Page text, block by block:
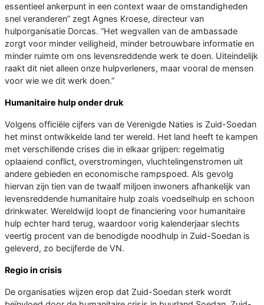
essentieel ankerpunt in een context waar de omstandigheden
snel veranderen” zegt Agnes Kroese, directeur van
hulporganisatie Dorcas. “Het wegvallen van de ambassade
zorgt voor minder veiligheid, minder betrouwbare informatie en
minder ruimte om ons levensreddende werk te doen. Uiteindelijk
raakt dit niet alleen onze hulpverleners, maar vooral de mensen
voor wie we dit werk doen.”
Humanitaire hulp onder druk
Volgens officiële cijfers van de Verenigde Naties is Zuid-Soedan
het minst ontwikkelde land ter wereld. Het land heeft te kampen
met verschillende crises die in elkaar grijpen: regelmatig
oplaaiend conflict, overstromingen, vluchtelingenstromen uit
andere gebieden en economische rampspoed. Als gevolg
hiervan zijn tien van de twaalf miljoen inwoners afhankelijk van
levensreddende humanitaire hulp zoals voedselhulp en schoon
drinkwater. Wereldwijd loopt de financiering voor humanitaire
hulp echter hard terug, waardoor vorig kalenderjaar slechts
veertig procent van de benodigde noodhulp in Zuid-Soedan is
geleverd, zo becijferde de VN.
Regio in crisis
De organisaties wijzen erop dat Zuid-Soedan sterk wordt